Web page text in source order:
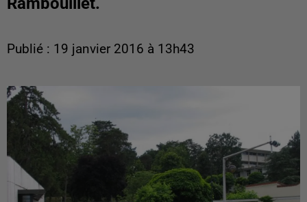
Publié : 19 janvier 2016 à 13h43